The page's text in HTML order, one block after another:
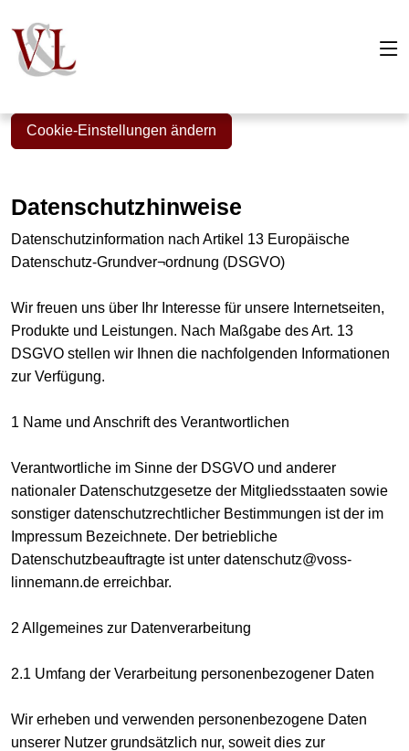
Cookie-Einstellungen ändern
Datenschutzhinweise
Datenschutzinformation nach Artikel 13 Europäische
Datenschutz-Grundver¬ordnung (DSGVO)
Wir freuen uns über Ihr Interesse für unsere Internetseiten,
Produkte und Leistungen. Nach Maßgabe des Art. 13
DSGVO stellen wir Ihnen die nachfolgenden Informationen
zur Verfügung.
1 Name und Anschrift des Verantwortlichen
Verantwortliche im Sinne der DSGVO und anderer
nationaler Datenschutzgesetze der Mitgliedsstaaten sowie
sonstiger datenschutzrechtlicher Bestimmungen ist der im
Impressum Bezeichnete. Der betriebliche
Datenschutzbeauftragte ist unter datenschutz@voss-
linnemann.de erreichbar.
2 Allgemeines zur Datenverarbeitung
2.1 Umfang der Verarbeitung personenbezogener Daten
Wir erheben und verwenden personenbezogene Daten
unserer Nutzer grundsätzlich nur, soweit dies zur